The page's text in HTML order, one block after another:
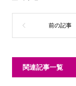
関連記事一覧